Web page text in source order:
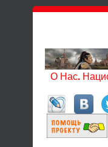
О Нас.